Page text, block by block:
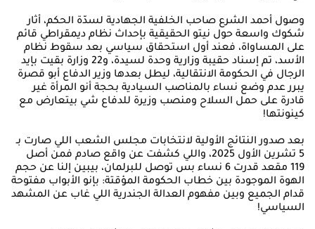
وصول أحمد الشرع صاحب الخلفية الجهادية لسدّة الحكم، أثار
شكوك واسعة حول نيتو الحقيقية بإحداث نظام ديمقراطي قائم
على المساواة، فعند أول استحقاق سياسي بعد سقوط نظام
الأسد، تم إسناد حقيبة وزارية وحدة لسيدة، و22 وزارة بقيت بإيد
الرجال في الحكومة الانتقالية، ليطل بعدها وزير الدفاع أبو قصرة
يبرر عدم وضع نساء بالمناصب السيادية بحجة أنو المرأة غير
قادرة على حمل السلاح ومنصب وزيرة للدفاع شي بيتعارض مع
كينونتها!
بعد صدور النتائج الأولية لانتخابات مجلس الشعب اللي صارت بـ
5 تشرين الأول 2025، واللي كشفت عن واقع صادم فمن أصل
119 مقعد قدرت 6 نساء بس توصل للبرلمان، بيبين إلنا عن حجم
الهوة الموجودة بين خطاب الحكومة المؤقتة: بإنو الأبواب مفتوحة
قدام الجميع وبين مفهوم العدالة الجندرية اللي غاب عن المشهد
السياسي!